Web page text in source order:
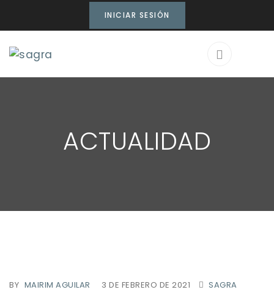
INICIAR SESIÓN
ACTUALIDAD
BY MAIRIM AGUILAR 3 DE FEBRERO DE 2021 SAGRA